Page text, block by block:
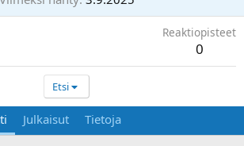
Reaktiopisteet
0
Etsi
Julkaisut Tietoja